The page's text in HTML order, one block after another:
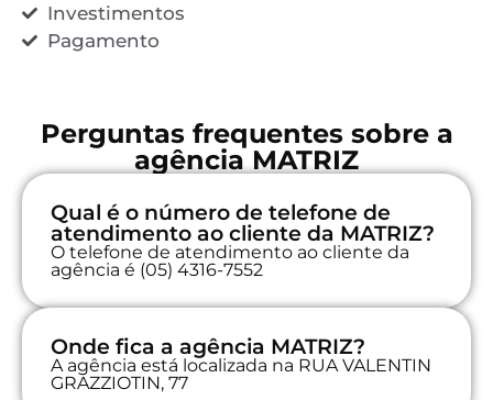
Investimentos
Pagamento
Perguntas frequentes sobre a
agência MATRIZ
Qual é o número de telefone de
atendimento ao cliente da MATRIZ?
O telefone de atendimento ao cliente da
agência é (05) 4316-7552
Onde fica a agência MATRIZ?
A agência está localizada na RUA VALENTIN
GRAZZIOTIN, 77